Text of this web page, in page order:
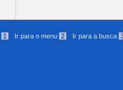
1 Ir para o menu 2 Ir para a busca